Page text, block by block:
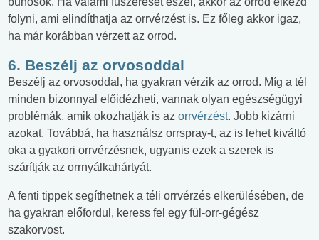
folyni, ami elindíthatja az orrvérzést is. Ez főleg akkor igaz,
ha már korábban vérzett az orrod.
6. Beszélj az orvosoddal
Beszélj az orvosoddal, ha gyakran vérzik az orrod. Míg a tél
minden bizonnyal előidézheti, vannak olyan egészségügyi
problémák, amik okozhatják is az orrvérzést. Jobb kizárni
azokat. Továbbá, ha használsz orrspray-t, az is lehet kiváltó
oka a gyakori orrvérzésnek, ugyanis ezek a szerek is
szárítják az orrnyálkahártyát.
A fenti tippek segíthetnek a téli orrvérzés elkerülésében, de
ha gyakran előfordul, keress fel egy fül-orr-gégész
szakorvost.